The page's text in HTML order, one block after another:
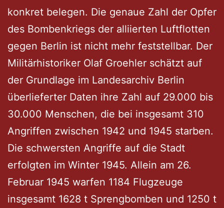
konkret belegen. Die genaue Zahl der Opfer
des Bombenkriegs der alliierten Luftflotten
gegen Berlin ist nicht mehr feststellbar. Der
Militärhistoriker Olaf Groehler schätzt auf
der Grundlage im Landesarchiv Berlin
überlieferter Daten ihre Zahl auf 29.000 bis
30.000 Menschen, die bei insgesamt 310
Angriffen zwischen 1942 und 1945 starben.
Die schwersten Angriffe auf die Stadt
erfolgten im Winter 1945. Allein am 26.
Februar 1945 warfen 1184 Flugzeuge
insgesamt 1628 t Sprengbomben und 1250 t